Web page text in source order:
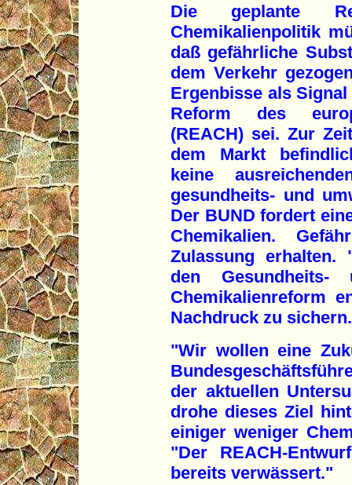
Die geplante
Chemikalienpolitik
daß gefährliche
dem Verkehr
Ergenbisse als
Reform des
(REACH) sei. Zur
dem Markt
keine
gesundheits- und
Der BUND fordert
Chemikalien.
Zulassung erhalten.
den
Chemikalienreform
Nachdruck zu sichern.
"Wir wollen eine
der aktuellen
drohe dieses Ziel
einiger weniger
"Der REACH-
bereits verwässert."